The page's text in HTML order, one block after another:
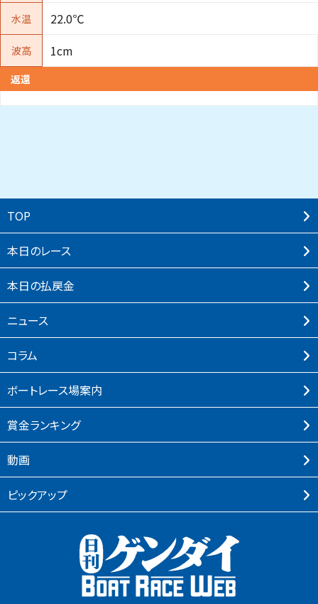
水温 22.0℃
波高 1cm
返還
TOP
本⽇のレース
本⽇の払戻⾦
ニュース
コラム
ボートレース場案内
賞⾦ランキング
動画
ピックアップ